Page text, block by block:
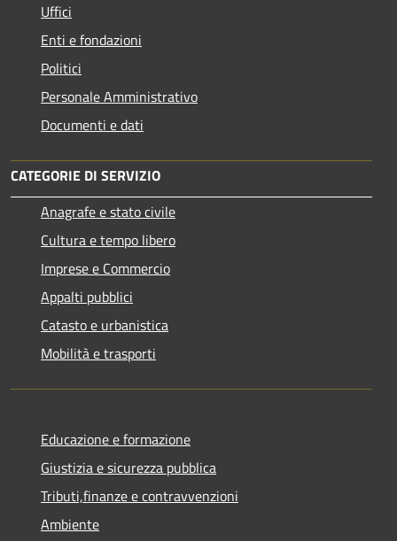
Uffici
Enti e fondazioni
Politici
Personale Amministrativo
Documenti e dati
CATEGORIE DI SERVIZIO
Anagrafe e stato civile
Cultura e tempo libero
Imprese e Commercio
Appalti pubblici
Catasto e urbanistica
Mobilità e trasporti
Educazione e formazione
Giustizia e sicurezza pubblica
Tributi,finanze e contravvenzioni
Ambiente